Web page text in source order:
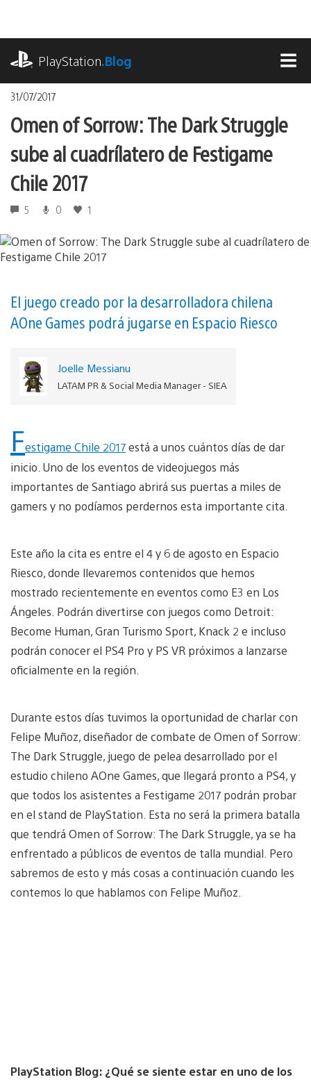
contenido
PlayStation.Blog
31/07/2017
Omen of Sorrow: The Dark Struggle
sube al cuadrílatero de Festigame
Chile 2017
5 0 1
El juego creado por la desarrolladora chilena
AOne Games podrá jugarse en Espacio Riesco
Joelle Messianu
LATAM PR & Social Media Manager - SIEA
Festigame Chile 2017está a unos cuántos días de dar
inicio. Uno de los eventos de videojuegos más
importantes de Santiago abrirá sus puertas a miles de
gamers y no podíamos perdernos esta importante cita.
Este año la cita es entre el 4 y 6 de agosto en Espacio
Riesco, donde llevaremos contenidos que hemos
mostrado recientemente en eventos como E3 en Los
Ángeles. Podrán divertirse con juegos como Detroit:
Become Human, Gran Turismo Sport, Knack 2 e incluso
podrán conocer el PS4 Pro y PS VR próximos a lanzarse
oficialmente en la región.
Durante estos días tuvimos la oportunidad de charlar con
Felipe Muñoz, diseñador de combate de Omen of Sorrow:
The Dark Struggle, juego de pelea desarrollado por el
estudio chileno AOne Games, que llegará pronto a PS4, y
que todos los asistentes a Festigame 2017 podrán probar
en el stand de PlayStation. Esta no será la primera batalla
que tendrá Omen of Sorrow: The Dark Struggle, ya se ha
enfrentado a públicos de eventos de talla mundial. Pero
sabremos de esto y más cosas a continuación cuando les
contemos lo que hablamos con Felipe Muñoz.
PlayStation Blog: ¿Qué se siente estar en uno de los